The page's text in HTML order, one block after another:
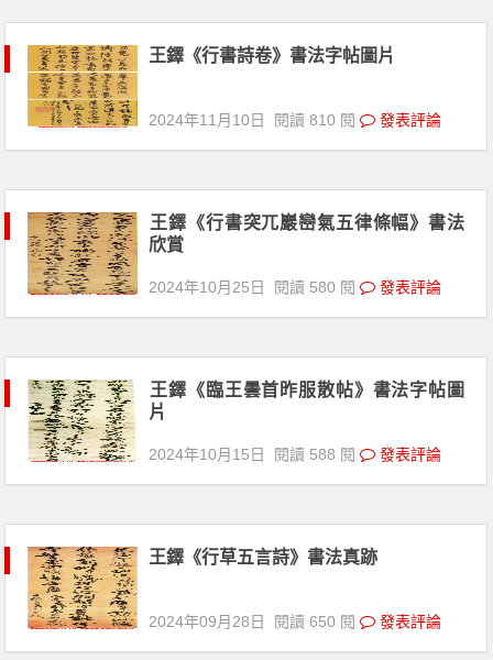
王鐸《行書詩卷》書法字帖圖片
2024年11月10日 閱讀 810 閱 發表評論
王鐸《行書突兀巖巒氣五律條幅》書法
欣賞
2024年10月25日 閱讀 580 閱 發表評論
王鐸《臨王曇首昨服散帖》書法字帖圖
片
2024年10月15日 閱讀 588 閱 發表評論
王鐸《行草五言詩》書法真跡
2024年09月28日 閱讀 650 閱 發表評論